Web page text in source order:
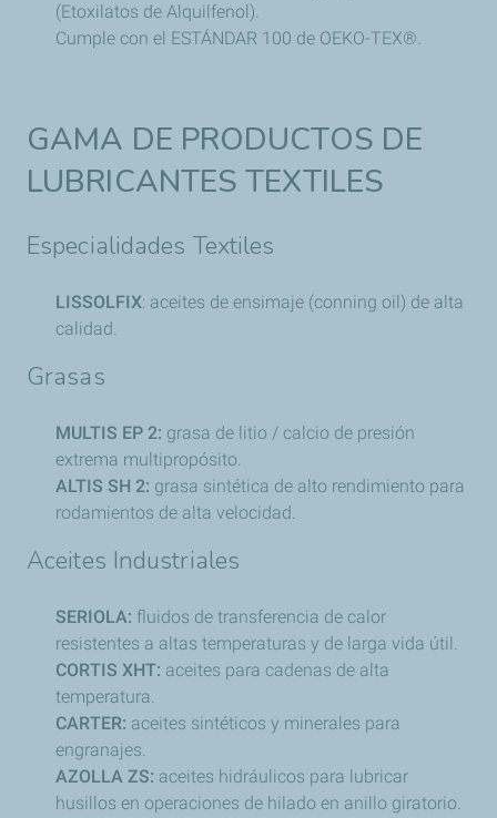
(Etoxilatos de Alquilfenol).
Cumple con el ESTÁNDAR 100 de OEKO-TEX®.
GAMA DE PRODUCTOS DE
LUBRICANTES TEXTILES
Especialidades Textiles
LISSOLFIX: aceites de ensimaje (conning oil) de alta
calidad.
Grasas
MULTIS EP 2: grasa de litio / calcio de presión
extrema multipropósito.
ALTIS SH 2: grasa sintética de alto rendimiento para
rodamientos de alta velocidad.
Aceites Industriales
SERIOLA: fluidos de transferencia de calor
resistentes a altas temperaturas y de larga vida útil.
CORTIS XHT: aceites para cadenas de alta
temperatura.
CARTER: aceites sintéticos y minerales para
engranajes.
AZOLLA ZS: aceites hidráulicos para lubricar
husillos en operaciones de hilado en anillo giratorio.